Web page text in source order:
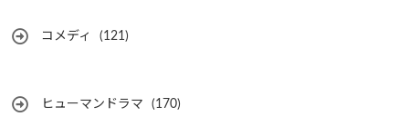
コメディ (121)
ヒューマンドラマ (170)